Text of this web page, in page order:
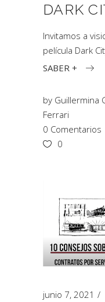
DARK
Invitamos a
película Dark
SABER +
by Guillermina
Ferrari
0 Comentarios
0
junio 7, 2021